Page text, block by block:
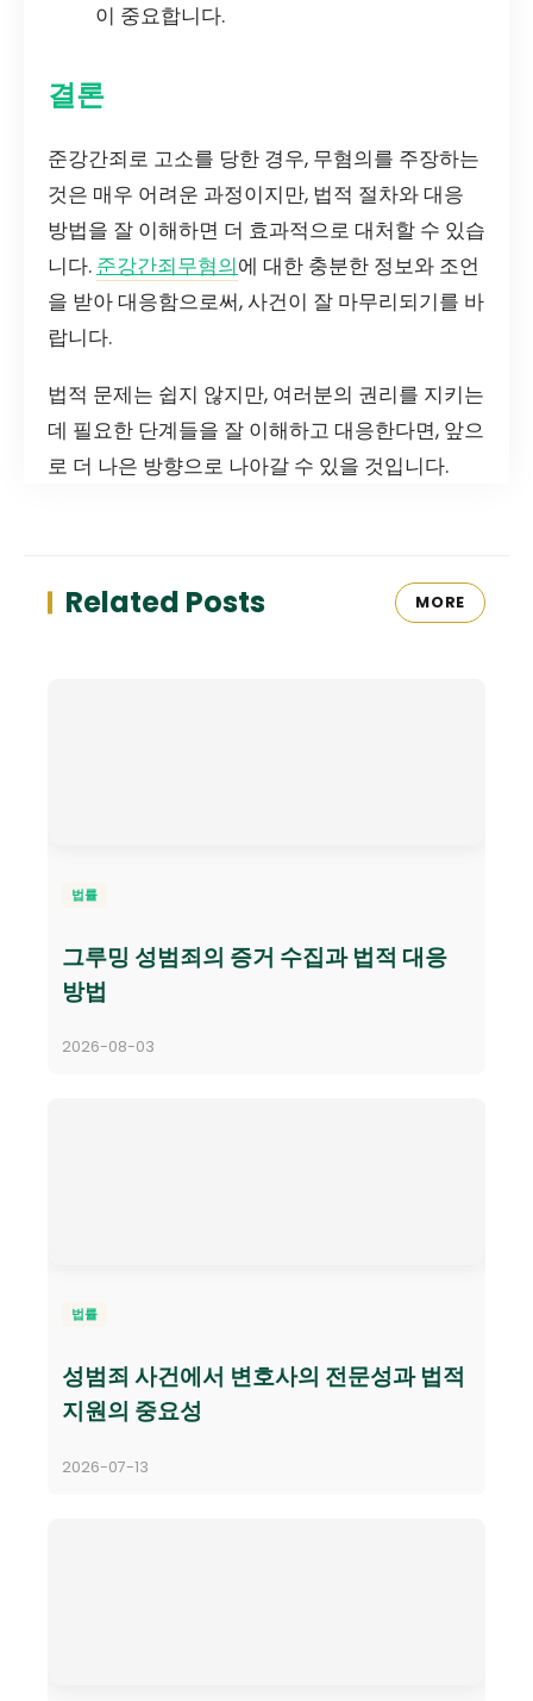
이 중요합니다.
결론
준강간죄로 고소를 당한 경우, 무혐의를 주장하는
것은 매우 어려운 과정이지만, 법적 절차와 대응
방법을 잘 이해하면 더 효과적으로 대처할 수 있습
니다. 준강간죄무혐의에 대한 충분한 정보와 조언
을 받아 대응함으로써, 사건이 잘 마무리되기를 바
랍니다.
법적 문제는 쉽지 않지만, 여러분의 권리를 지키는
데 필요한 단계들을 잘 이해하고 대응한다면, 앞으
로 더 나은 방향으로 나아갈 수 있을 것입니다.
Related Posts MORE
법률
그루밍 성범죄의 증거 수집과 법적 대응
방법
2026-08-03
법률
성범죄 사건에서 변호사의 전문성과 법적
지원의 중요성
2026-07-13